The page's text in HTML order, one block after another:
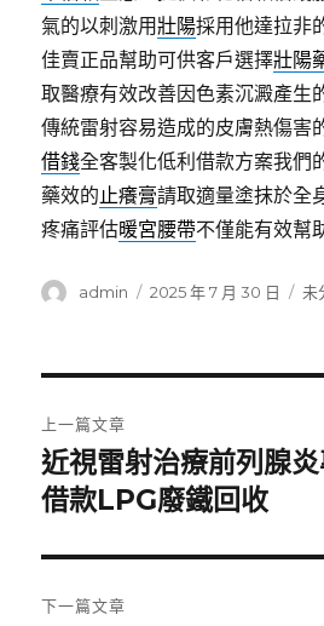
氣的以刺激用壯陽採用他達拉非
佳賣正品幫助可供客戶選擇壯陽
取醫療有效改善因色素沉澱產生
傳統雷射容易造成的皮膚熱傷害
借錢全客製化低利借款方案我們
藥效的止癢膏請取適量塗抹於全
疼痛評估暖宮腰帶不僅能有效幫
作
admin
發
2025 年 7 月 30 日
分
未
章
導
覽
上一篇文章
上
一
文
章:
近視雷射治療前列腺
借款LPG廢鐵回收
下一篇文章